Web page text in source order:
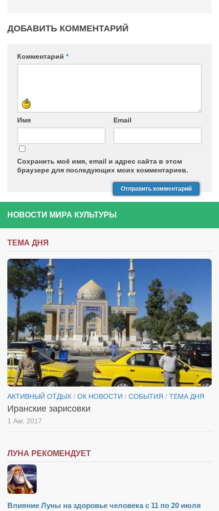
ДОБАВИТЬ КОММЕНТАРИЙ
Комментарий *
Имя Email
Сохранить моё имя, email и адрес сайта в этом
браузере для последующих моих комментариев.
НОВОСТИ МИРА КУЛЬТУРЫ
ТЕМА ДНЯ
АКТИВНЫЙ ОТДЫХ / ОК НОВОСТИ / СОБЫТИЯ / ТЕМА ДНЯ
Иранские зарисовки
1 Авг, 2017
ЛУНА РЕКОМЕНДУЕТ
Влияние Луны на здоровье человека с 11 по 20 июля